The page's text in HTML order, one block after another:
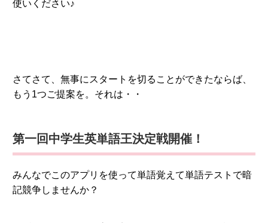
使いください♪
さてさて、無事にスタートを切ることができたならば、
もう1つご提案を。それは・・
第一回中学生英単語王決定戦開催！
みんなでこのアプリを使って単語覚えて単語テストで暗
記競争しませんか？